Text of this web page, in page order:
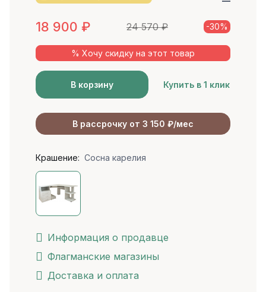
18 900 ₽ 24 570₽ -30%
% Хочу скидку на этот товар
В корзину Купить в 1 клик
В рассрочку от 3 150 ₽/мес
Крашение: Сосна карелия
Информация о продавце
Флагманские магазины
Доставка и оплата